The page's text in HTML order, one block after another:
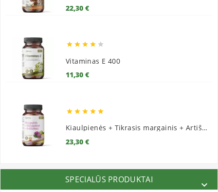
22,30 €Kaina
    
Vitaminas E 400
11,30 €Kaina
    
Kiaulpienės + Tikrasis margainis + Artišokai
23,30 €Kaina
SPECIALŪS PRODUKTAI
